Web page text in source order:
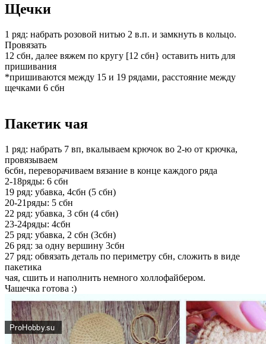
Щечки
1 ряд: набрать розовой нитью 2 в.п. и замкнуть в кольцо.
Провязать
12 сбн, далее вяжем по кругу [12 сбн} оставить нить для
пришивания
*пришиваются между 15 и 19 рядами, расстояние между
щечками 6 сбн
Пакетик чая
1 ряд: набрать 7 вп, вкалываем крючок во 2-ю от крючка,
провязываем
6сбн, переворачиваем вязание в конце каждого ряда
2-18ряды: 6 сбн
19 ряд: убавка, 4сбн (5 сбн)
20-21ряды: 5 сбн
22 ряд: убавка, 3 сбн (4 сбн)
23-24ряды: 4сбн
25 ряд: убавка, 2 сбн (3сбн)
26 ряд: за одну вершину 3сбн
27 ряд: обвязать деталь по периметру сбн, сложить в виде
пакетика
чая, сшить и наполнить немного холлофайбером.
Чашечка готова :)